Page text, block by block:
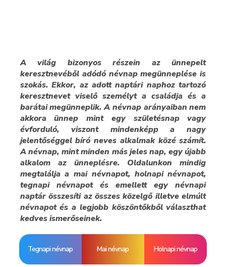
A világ bizonyos részein az ünnepelt
keresztnevéből adódó névnap megünneplése is
szokás. Ekkor, az adott naptári naphoz tartozó
keresztnevet viselő személyt a családja és a
barátai megünneplik. A névnap arányaiban nem
akkora ünnep mint egy születésnap vagy
évforduló, viszont mindenképp a nagy
jelentőséggel bíró neves alkalmak közé számít.
A névnap, mint minden más jeles nap, egy újabb
alkalom az ünneplésre. Oldalunkon mindig
megtalálja a mai névnapot, holnapi névnapot,
tegnapi névnapot és emellett egy névnapi
naptár összesíti az összes közelgő illetve elmúlt
névnapot és a legjobb köszöntőkből választhat
kedves ismerőseinek.
Tegnapi névnap Mai névnap Holnapi névnap